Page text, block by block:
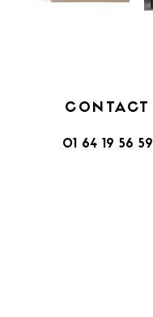
CONTACT
01 64 19 56 59